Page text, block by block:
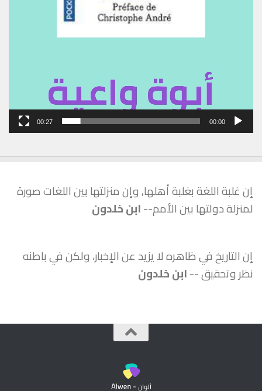
00:00
00:27
إن غلبة اللغة بغلبة أهلها, وإن منزلتها بين اللغات صورة
لمنزلة دولتها بين الأمم--ابن خلدون
إن التاريخ في ظاهره لا يزيد عن الإخبار، ولكن في باطنه
نظر وتحقيق --ابن خلدون